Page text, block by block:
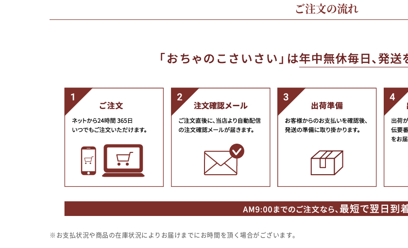
ご注文の流れ
※お支払状況や商品の在庫状況によりお届けまでにお時間を頂く場合がございます。